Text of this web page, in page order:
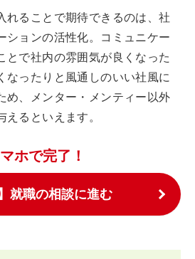
れることで期待できるのは、社
ションの活性化。コミュニケー
とで社内の雰囲気が良くなった
なったりと風通しのいい社風に
め、メンター・メンティー以外
るといえます。
ホで完了！
就職の相談に進む